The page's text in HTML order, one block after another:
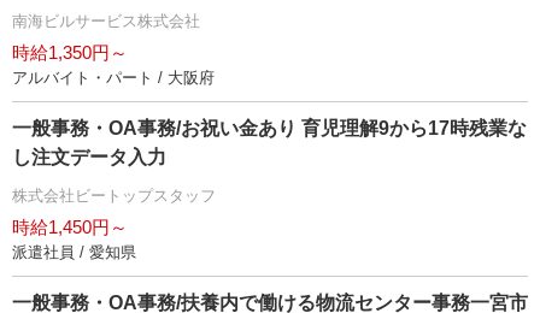
南海ビルサービス株式会社
時給1,350円～
アルバイト・パート / 大阪府
一般事務・OA事務/お祝い金あり 育児理解9から17時残業な
し注文データ入力
株式会社ビートップスタッフ
時給1,450円～
派遣社員 / 愛知県
一般事務・OA事務/扶養内で働ける物流センター事務一宮市